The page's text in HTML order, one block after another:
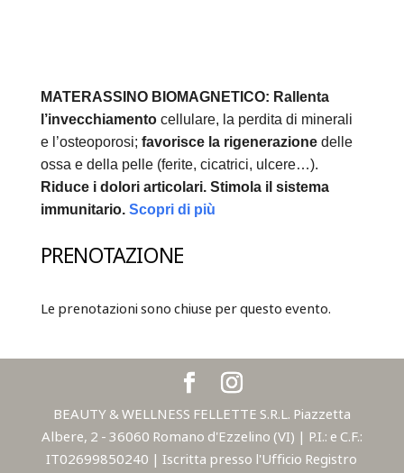
MATERASSINO BIOMAGNETICO: Rallenta
l’invecchiamentocellulare, la perdita di minerali
e l’osteoporosi; favorisce la rigenerazionedelle
ossa e della pelle (ferite, cicatrici, ulcere…).
Riduce i dolori articolari. Stimola il sistema
immunitario. Scopri di più
PRENOTAZIONE
Le prenotazioni sono chiuse per questo evento.
BEAUTY & WELLNESS FELLETTE S.R.L. Piazzetta
Albere, 2 - 36060 Romano d'Ezzelino (VI) | P.I.: e C.F.:
IT02699850240 | Iscritta presso l'Ufficio Registro